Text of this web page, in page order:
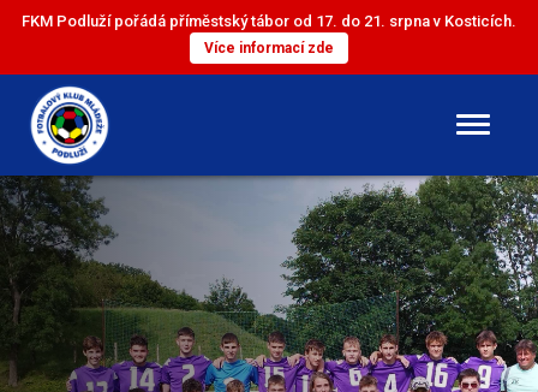
FKM Podluží pořádá příměstský tábor od 17. do 21. srpna v Kosticích.
Více informací zde
DOROST
ST. ŽÁCI
ML. ŽÁCI